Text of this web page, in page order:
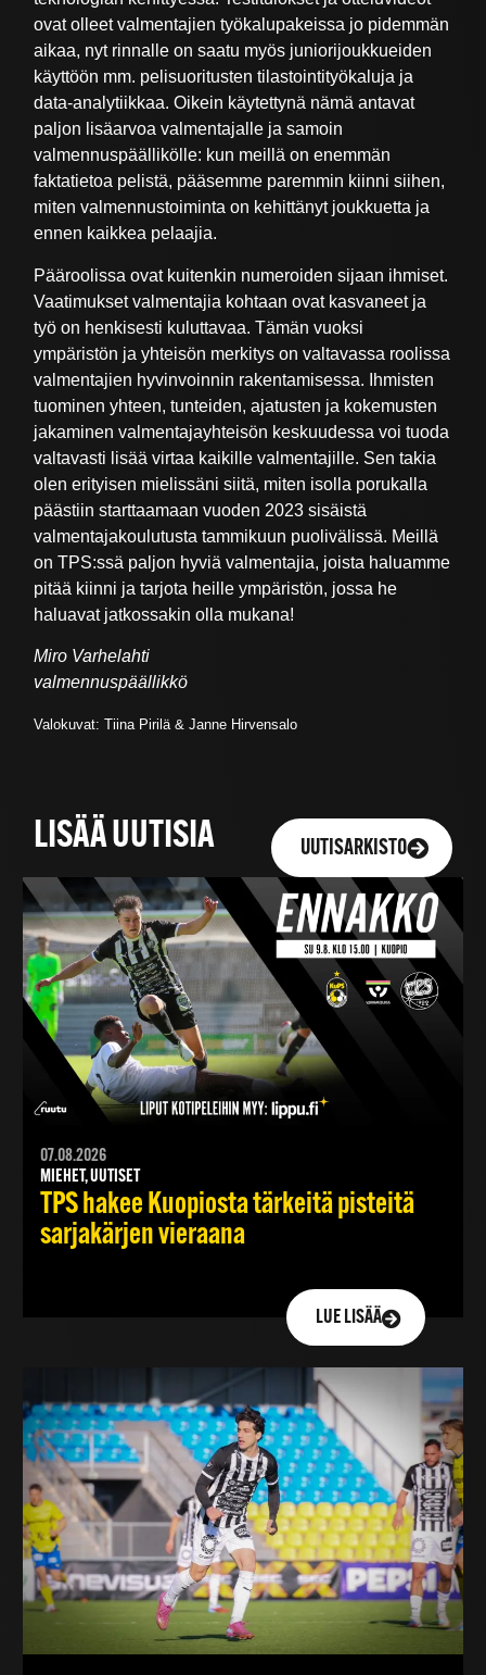
ovat olleet valmentajien työkalupakeissa jo pidemmän
aikaa, nyt rinnalle on saatu myös juniorijoukkueiden
käyttöön mm. pelisuoritusten tilastointityökaluja ja
data-analytiikkaa. Oikein käytettynä nämä antavat
paljon lisäarvoa valmentajalle ja samoin
valmennuspäällikölle: kun meillä on enemmän
faktatietoa pelistä, pääsemme paremmin kiinni siihen,
miten valmennustoiminta on kehittänyt joukkuetta ja
ennen kaikkea pelaajia.
Pääroolissa ovat kuitenkin numeroiden sijaan ihmiset.
Vaatimukset valmentajia kohtaan ovat kasvaneet ja
työ on henkisesti kuluttavaa. Tämän vuoksi
ympäristön ja yhteisön merkitys on valtavassa roolissa
valmentajien hyvinvoinnin rakentamisessa. Ihmisten
tuominen yhteen, tunteiden, ajatusten ja kokemusten
jakaminen valmentajayhteisön keskuudessa voi tuoda
valtavasti lisää virtaa kaikille valmentajille. Sen takia
olen erityisen mielissäni siitä, miten isolla porukalla
päästiin starttaamaan vuoden 2023 sisäistä
valmentajakoulutusta tammikuun puolivälissä. Meillä
on TPS:ssä paljon hyviä valmentajia, joista haluamme
pitää kiinni ja tarjota heille ympäristön, jossa he
haluavat jatkossakin olla mukana!
Miro Varhelahti
valmennuspäällikkö
Valokuvat: Tiina Pirilä & Janne Hirvensalo
LISÄÄ UUTISIA UUTISARKISTO
07.08.2026
MIEHET, UUTISET
TPS hakee Kuopiosta tärkeitä pisteitä
sarjakärjen vieraana
LUE LISÄÄ